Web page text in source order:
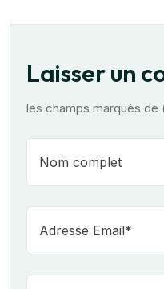
Laisser un
les champs marqués